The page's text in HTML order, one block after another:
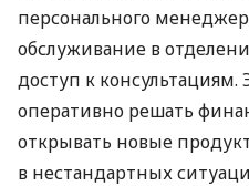
персонального
обслуживание в
доступ к консультациям.
оперативно решать
открывать новые
в нестандартных